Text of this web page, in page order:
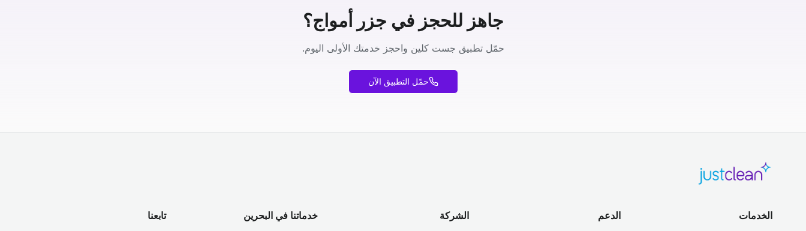
جاهز للحجز في جزر أمواج؟
حمّل تطبيق جست كلين واحجز خدمتك الأولى اليوم.
حمّل التطبيق الآن
الخدمات الدعم الشركة خدماتنا في البحرين تابعنا